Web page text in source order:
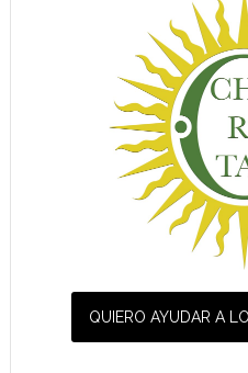
QUIERO AYUDAR A